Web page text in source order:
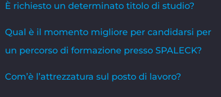
È richiesto un determinato titolo di studio?
Qual è il momento migliore per candidarsi per
un percorso di formazione presso SPALECK?
Com’è l’attrezzatura sul posto di lavoro?